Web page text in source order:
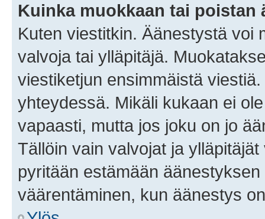
Kuinka muokkaan tai poistan
Kuten viestitkin. Äänestystä voi
valvoja tai ylläpitäjä.
viestiketjun ensimmäistä
yhteydessä. Mikäli kukaan ei
vapaasti, mutta jos joku on jo
Tällöin vain valvojat ja
pyritään estämään
väärentäminen, kun äänestys